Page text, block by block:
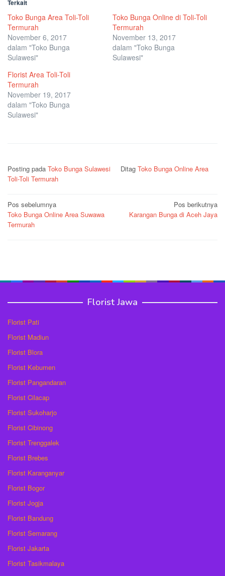
Terkait
Toko Bunga Area Toli-Toli
Termurah
November 6, 2017
dalam "Toko Bunga
Sulawesi"
Toko Bunga Online di Toli-Toli
Termurah
November 13, 2017
dalam "Toko Bunga
Sulawesi"
Florist Area Toli-Toli
Termurah
November 19, 2017
dalam "Toko Bunga
Sulawesi"
Posting pada Toko Bunga Sulawesi Ditag Toko Bunga Online Area
Toli-Toli Termurah
Navigasi
pos
Pos sebelumnya
Toko Bunga Online Area Suwawa
Termurah
Pos berikutnya
Karangan Bunga di Aceh Jaya
Florist Jawa
Florist Pati
Florist Madiun
Florist Blora
Florist Kebumen
Florist Pangandaran
Florist Cilacap
Florist Sukoharjo
Florist Cibinong
Florist Trenggalek
Florist Brebes
Florist Karanganyar
Florist Bogor
Florist Jogja
Florist Bandung
Florist Semarang
Florist Jakarta
Florist Tasikmalaya